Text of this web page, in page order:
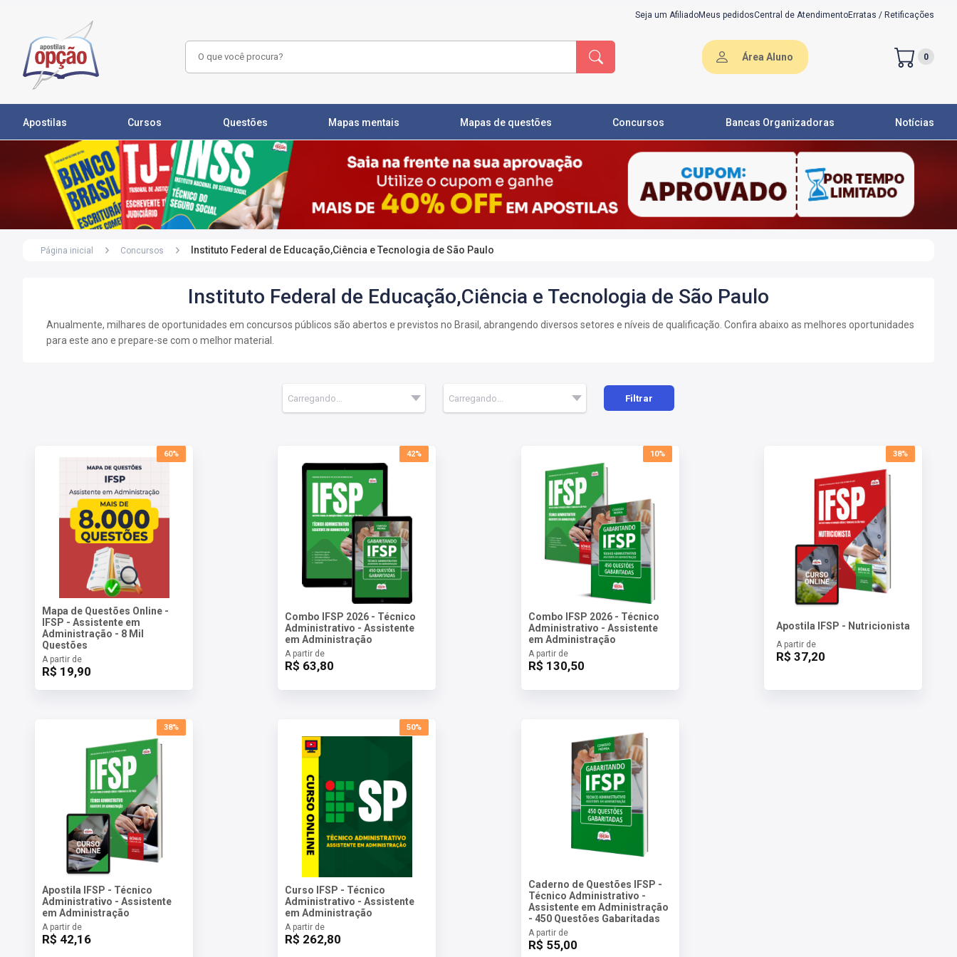
Seja um AfiliadoMeus pedidosCentral de AtendimentoErratas / Retificações
Área Aluno 0
Apostilas Cursos Questões Mapas mentais Mapas de questões Concursos Bancas Organizadoras Notícias
Página inicial Concursos Instituto Federal de Educação,Ciência e Tecnologia de São Paulo
Instituto Federal de Educação,Ciência e Tecnologia de São Paulo
Anualmente, milhares de oportunidades em concursos públicos são abertos e previstos no Brasil, abrangendo diversos setores e níveis de qualificação. Confira abaixo as melhores oportunidades
para este ano e prepare-se com o melhor material.
Filtrar
60%
Mapa de Questões Online -
IFSP - Assistente em
Administração - 8 Mil
Questões
A partir de
R$ 19,90
42%
Combo IFSP 2026 - Técnico
Administrativo - Assistente
em Administração
A partir de
R$ 63,80
10%
Combo IFSP 2026 - Técnico
Administrativo - Assistente
em Administração
A partir de
R$ 130,50
38%
Apostila IFSP - Nutricionista
A partir de
R$ 37,20
38%
Apostila IFSP - Técnico
Administrativo - Assistente
em Administração
A partir de
R$ 42,16
50%
Curso IFSP - Técnico
Administrativo - Assistente
em Administração
A partir de
R$ 262,80
Caderno de Questões IFSP -
Técnico Administrativo -
Assistente em Administração
- 450 Questões Gabaritadas
A partir de
R$ 55,00